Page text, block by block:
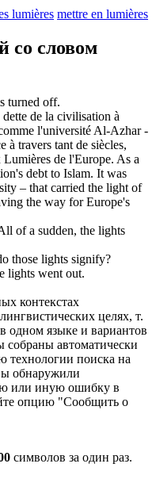
lumières mettre en lumières
со словом
turned off.
de la civilisation à
l'université Al-Azhar -
à travers tant de siècles,
Lumières de l'Europe. As a
debt to Islam. It was
– that carried the light of
the way for Europe's
of a sudden, the lights
those lights signify?
lights went out.
контекстах
целях, т.
одном языке и вариантов
собраны автоматически
технологии поиска на
обнаружили
или иную ошибку в
опцию "Сообщить о
символов за один раз.